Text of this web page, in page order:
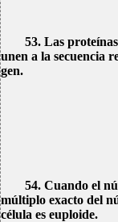
53. Las
unen a la secuencia
gen.
54. Cuando el
múltiplo exacto del
célula es euploide.